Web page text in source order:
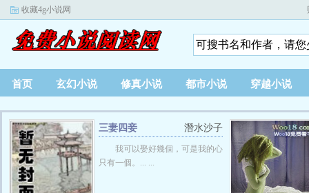
收藏4g小说网
首页 玄幻小说 修真小说 都市小说 穿越小说
潛水沙子
三妻四妾
我可以娶好幾個，可是我的心
只有一個。... ...